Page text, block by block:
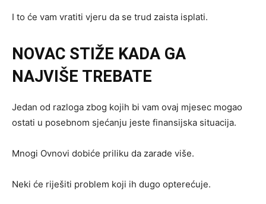
I to će vam vratiti vjeru da se trud zaista isplati.
NOVAC STIŽE KADA GA
NAJVIŠE TREBATE
Jedan od razloga zbog kojih bi vam ovaj mjesec mogao
ostati u posebnom sjećanju jeste finansijska situacija.
Mnogi Ovnovi dobiće priliku da zarade više.
Neki će riješiti problem koji ih dugo opterećuje.